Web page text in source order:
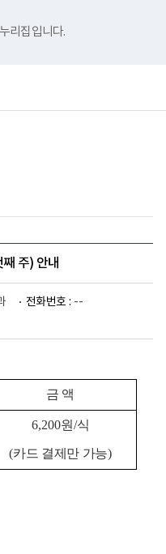
리집입니다.
검
주) 안내
전화번호 : --
금 액
6,200원/식
(카드 결제만 가능)